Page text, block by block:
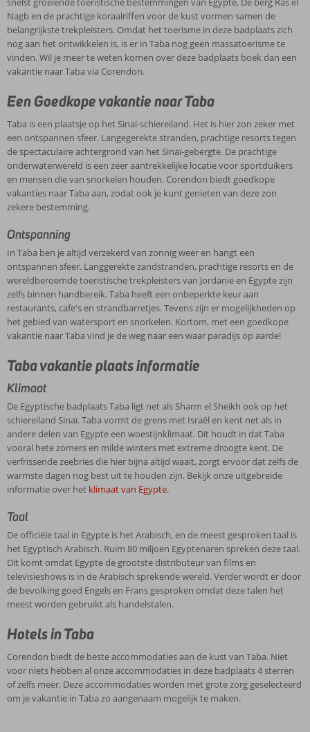
Nagb en de prachtige koraalriffen voor de kust vormen samen de
belangrijkste trekpleisters. Omdat het toerisme in deze badplaats zich
nog aan het ontwikkelen is, is er in Taba nog geen massatoerisme te
vinden. Wil je meer te weten komen over deze badplaats boek dan een
vakantie naar Taba via Corendon.
Een Goedkope vakantie naar Taba
Taba is een plaatsje op het Sinaï-schiereiland. Het is hier zon zeker met
een ontspannen sfeer. Langegerekte stranden, prachtige resorts tegen
de spectaculaire achtergrond van het Sinaï-gebergte. De prachtige
onderwaterwereld is een zeer aantrekkelijke locatie voor sportduikers
en mensen die van snorkelen houden. Corendon biedt goedkope
vakanties naar Taba aan, zodat ook je kunt genieten van deze zon
zekere bestemming.
Ontspanning
In Taba ben je altijd verzekerd van zonnig weer en hangt een
ontspannen sfeer. Langgerekte zandstranden, prachtige resorts en de
wereldberoemde toeristische trekpleisters van Jordanië en Egypte zijn
zelfs binnen handbereik. Taba heeft een onbeperkte keur aan
restaurants, cafe's en strandbarretjes. Tevens zijn er mogelijkheden op
het gebied van watersport en snorkelen. Kortom, met een goedkope
vakantie naar Taba vind je de weg naar een waar paradijs op aarde!
Taba vakantie plaats informatie
Klimaat
De Egyptische badplaats Taba ligt net als Sharm el Sheikh ook op het
schiereiland Sinaï. Taba vormt de grens met Israël en kent net als in
andere delen van Egypte een woestijnklimaat. Dit houdt in dat Taba
vooral hete zomers en milde winters met extreme droogte kent. De
verfrissende zeebries die hier bijna altijd waait, zorgt ervoor dat zelfs de
warmste dagen nog best uit te houden zijn. Bekijk onze uitgebreide
informatie over het klimaat van Egypte.
Taal
De officiële taal in Egypte is het Arabisch, en de meest gesproken taal is
het Egyptisch Arabisch. Ruim 80 miljoen Egyptenaren spreken deze taal.
Dit komt omdat Egypte de grootste distributeur van films en
televisieshows is in de Arabisch sprekende wereld. Verder wordt er door
de bevolking goed Engels en Frans gesproken omdat deze talen het
meest worden gebruikt als handelstalen.
Hotels in Taba
Corendon biedt de beste accommodaties aan de kust van Taba. Niet
voor niets hebben al onze accommodaties in deze badplaats 4 sterren
of zelfs meer. Deze accommodaties worden met grote zorg geselecteerd
om je vakantie in Taba zo aangenaam mogelijk te maken.